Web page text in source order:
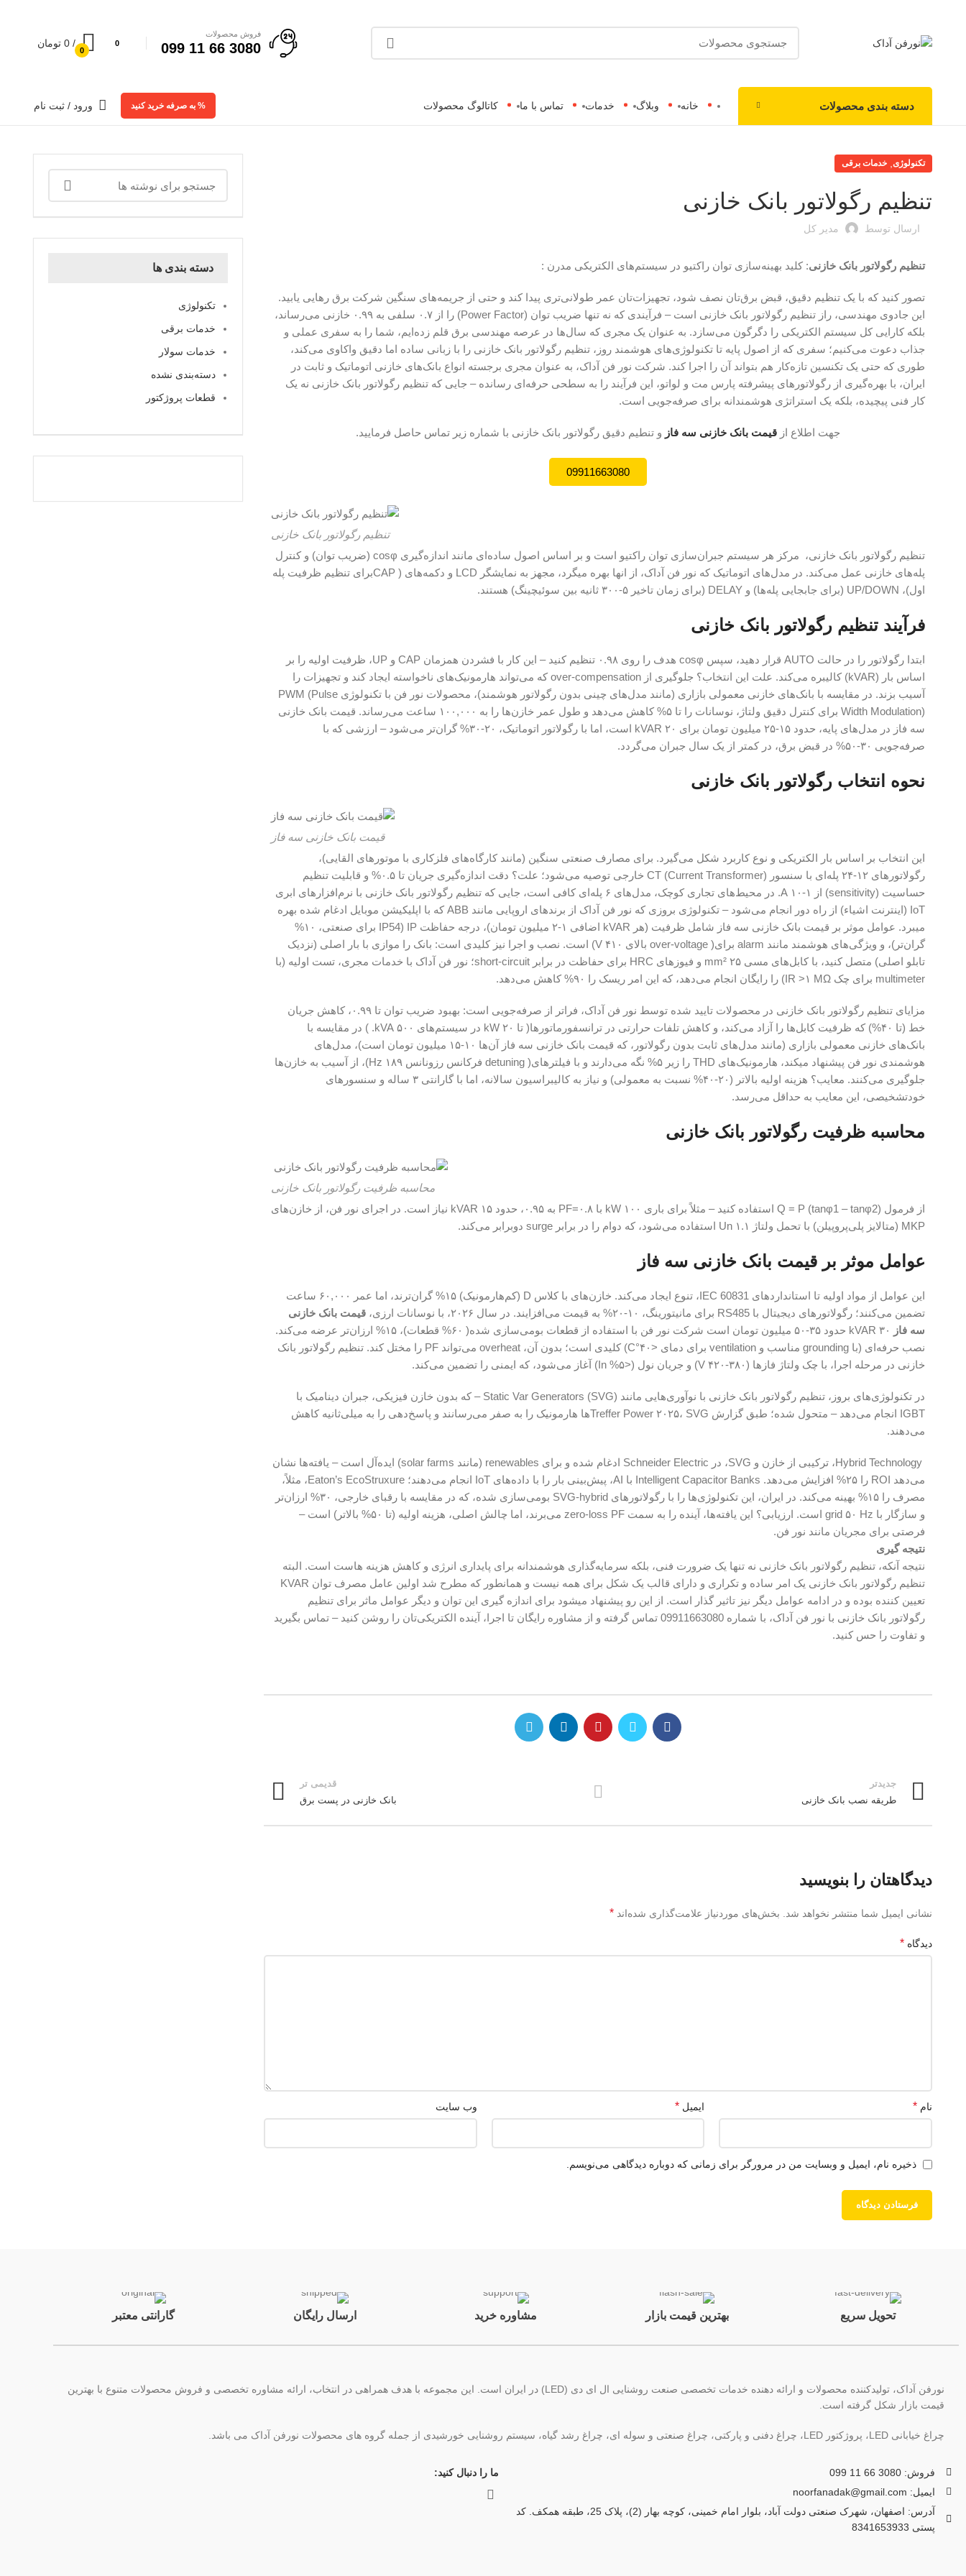
فروش محصولات
3080 66 11 099
0
0
/
0 تومان
دسته بندی محصولات خانه وبلاگ خدمات تماس با ما کاتالوگ محصولات % به صرفه خرید کنید ورود / ثبت نام
تکنولوژی خدمات برقی
تنظیم رگولاتور بانک خازنی
ارسال توسط مدیر کل
تنظیم رگولاتور بانک خازنی: کلید بهینه‌سازی توان راکتیو در سیستم‌های الکتریکی مدرن :
تصور کنید که با یک تنظیم دقیق، قبض برق‌تان نصف شود، تجهیزات‌تان عمر طولانی‌تری پیدا کند و حتی از جریمه‌های سنگین شرکت برق رهایی یابید.
این جادوی مهندسی، راز تنظیم رگولاتور بانک خازنی است – فرآیندی که نه تنها ضریب توان (Power Factor) را از ۰.۷ سلفی به ۰.۹۹ خازنی می‌رساند،
بلکه کارایی کل سیستم الکتریکی را دگرگون می‌سازد. به عنوان یک مجری که سال‌ها در عرصه مهندسی برق قلم زده‌ایم، شما را به سفری عملی و
جذاب دعوت می‌کنیم؛ سفری که از اصول پایه تا تکنولوژی‌های هوشمند روز، تنظیم رگولاتور بانک خازنی را با زبانی ساده اما دقیق واکاوی می‌کند،
طوری که حتی یک تکنسین تازه‌کار هم بتواند آن را اجرا کند. شرکت نور فن آداک، به عنوان مجری برجسته انواع بانک‌های خازنی اتوماتیک و ثابت در
ایران، با بهره‌گیری از رگولاتورهای پیشرفته پارس مت و لواتو، این فرآیند را به سطحی حرفه‌ای رسانده – جایی که تنظیم رگولاتور بانک خازنی نه یک
کار فنی پیچیده، بلکه یک استراتژی هوشمندانه برای صرفه‌جویی است.
جهت اطلاع از قیمت بانک خازنی سه فاز و تنطیم دقیق رگولاتور بانک خازنی با شماره زیر تماس حاصل فرمایید.
09911663080
تنظیم رگولاتور بانک خازنی
تنظیم رگولاتور بانک خازنی، مرکز هر سیستم جبران‌سازی توان راکتیو است و بر اساس اصول ساده‌ای مانند اندازه‌گیری cosφ (ضریب توان) و کنترل
پله‌های خازنی عمل می‌کند. در مدل‌های اتوماتیک که نور فن آداک، از انها بهره میگرد، مجهز به نمایشگر LCD و دکمه‌های ( CAPبرای تنظیم ظرفیت پله
اول)، UP/DOWN (برای جابجایی پله‌ها) و DELAY (برای زمان تاخیر ۵-۳۰۰ ثانیه بین سوئیچینگ) هستند.
فرآیند تنظیم رگولاتور بانک خازنی
ابتدا رگولاتور را در حالت AUTO قرار دهید، سپس cosφ هدف را روی ۰.۹۸ تنظیم کنید – این کار با فشردن همزمان CAP و UP، ظرفیت اولیه را بر
اساس بار (kVAR) کالیبره می‌کند. علت این انتخاب؟ جلوگیری از over-compensation که می‌تواند هارمونیک‌های ناخواسته ایجاد کند و تجهیزات را
آسیب بزند. در مقایسه با بانک‌های خازنی معمولی بازاری (مانند مدل‌های چینی بدون رگولاتور هوشمند)، محصولات نور فن با تکنولوژی PWM (Pulse
Width Modulation) برای کنترل دقیق ولتاژ، نوسانات را تا ۵% کاهش می‌دهد و طول عمر خازن‌ها را به ۱۰۰,۰۰۰ ساعت می‌رساند. قیمت بانک خازنی
سه فاز در مدل‌های پایه، حدود ۱۵-۲۵ میلیون تومان برای ۲۰ kVAR است، اما با رگولاتور اتوماتیک، ۲۰-۳۰% گران‌تر می‌شود – ارزشی که با
صرفه‌جویی ۳۰-۵۰% در قبض برق، در کمتر از یک سال جبران می‌گردد.
نحوه انتخاب رگولاتور بانک خازنی
قیمت بانک خازنی سه فاز
این انتخاب بر اساس بار الکتریکی و نوع کاربرد شکل می‌گیرد. برای مصارف صنعتی سنگین (مانند کارگاه‌های فلزکاری با موتورهای القایی)،
رگولاتورهای ۱۲-۲۴ پله‌ای با سنسور CT (Current Transformer) خارجی توصیه می‌شود؛ علت؟ دقت اندازه‌گیری جریان تا ۰.۵% و قابلیت تنظیم
حساسیت (sensitivity) از ۱-۱۰ A. در محیط‌های تجاری کوچک، مدل‌های ۶ پله‌ای کافی است، جایی که تنظیم رگولاتور بانک خازنی با نرم‌افزارهای ابری
IoT (اینترنت اشیاء) از راه دور انجام می‌شود – تکنولوژی بروزی که نور فن آداک از برندهای اروپایی مانند ABB که با اپلیکیشن موبایل ادغام شده بهره
میبرد. عوامل موثر بر قیمت بانک خازنی سه فاز شامل ظرفیت (هر kVAR اضافی ۱-۲ میلیون تومان)، درجه حفاظت IP (IP54 برای صنعتی، ۱۰%
گران‌تر)، و ویژگی‌های هوشمند مانند alarm برای( over-voltage بالای ۴۱۰ V) است. نصب و اجرا نیز کلیدی است: بانک را موازی با بار اصلی (نزدیک
تابلو اصلی) متصل کنید، با کابل‌های مسی ۲۵ mm² و فیوزهای HRC برای حفاظت در برابر short-circuit؛ نور فن آداک با خدمات مجری، تست اولیه (با
multimeter برای چک IR >۱ MΩ) را رایگان انجام می‌دهد، که این امر ریسک را ۹۰% کاهش می‌دهد.
مزایای تنظیم رگولاتور بانک خازنی در محصولات تایید شده توسط نور فن آداک، فراتر از صرفه‌جویی است: بهبود ضریب توان تا ۰.۹۹، کاهش جریان
خط (تا ۴۰%) که ظرفیت کابل‌ها را آزاد می‌کند، و کاهش تلفات حرارتی در ترانسفورماتورها( تا ۲۰ kW در سیستم‌های ۵۰۰ kVA. ) در مقایسه با
بانک‌های خازنی معمولی بازاری (مانند مدل‌های ثابت بدون رگولاتور، که قیمت بانک خازنی سه فاز آن‌ها ۱۰-۱۵ میلیون تومان است)، مدل‌های
هوشمندی نور فن پیشنهاد میکند، هارمونیک‌های THD را زیر ۵% نگه می‌دارند و با فیلترهای( detuning فرکانس رزونانس ۱۸۹ Hz)، از آسیب به خازن‌ها
جلوگیری می‌کنند. معایب؟ هزینه اولیه بالاتر (۲۰-۴۰% نسبت به معمولی) و نیاز به کالیبراسیون سالانه، اما با گارانتی ۳ ساله و سنسورهای
خودتشخیصی، این معایب به حداقل می‌رسد.
محاسبه ظرفیت رگولاتور بانک خازنی
محاسبه ظرفیت رگولاتور بانک خازنی
از فرمول Q = P (tanφ1 – tanφ2) استفاده کنید – مثلاً برای باری ۱۰۰ kW با PF=۰.۸ به ۰.۹۵، حدود ۱۵ kVAR نیاز است. در اجرای نور فن، از خازن‌های
MKP (متالایز پلی‌پروپیلن) با تحمل ولتاژ ۱.۱ Un استفاده می‌شود، که دوام را در برابر surge دوبرابر می‌کند.
عوامل موثر بر قیمت بانک خازنی سه فاز
این عوامل از مواد اولیه تا استانداردهای IEC 60831، تنوع ایجاد می‌کند. خازن‌های با کلاس D (کم‌هارمونیک) ۱۵% گران‌ترند، اما عمر ۶۰,۰۰۰ ساعت
تضمین می‌کنند؛ رگولاتورهای دیجیتال با RS485 برای مانیتورینگ، ۱۰-۲۰% به قیمت می‌افزایند. در سال ۲۰۲۶، با نوسانات ارزی،
قیمت بانک خازنی
سه فاز
۳۰ kVAR حدود ۳۵-۵۰ میلیون تومان است شرکت نور فن با استفاده از قطعات بومی‌سازی شده( ۶۰% قطعات)، ۱۵% ارزان‌تر عرضه می‌کند.
نصب حرفه‌ای (با grounding مناسب و ventilation برای دمای <۴۰°C) کلیدی است؛ بدون آن، overheat می‌تواند PF را مختل کند. تنظیم رگولاتور بانک
خازنی در مرحله اجرا، با چک ولتاژ فازها (۳۸۰-۴۲۰ V) و جریان نول (<۵% In) آغاز می‌شود، که ایمنی را تضمین می‌کند.
در تکنولوژی‌های بروز، تنظیم رگولاتور بانک خازنی با نوآوری‌هایی مانند Static Var Generators (SVG) – که بدون خازن فیزیکی، جبران دینامیک با
IGBT انجام می‌دهد – متحول شده؛ طبق گزارش Treffer Power ۲۰۲۵، SVGها هارمونیک را به صفر می‌رسانند و پاسخ‌دهی را به میلی‌ثانیه کاهش
می‌دهند.
Hybrid Technology، ترکیبی از خازن و SVG، در Schneider Electric ادغام شده و برای renewables (مانند solar farms) ایده‌آل است – یافته‌ها نشان
می‌دهد ROI را ۲۵% افزایش می‌دهد. Intelligent Capacitor Banks با AI، پیش‌بینی بار را با داده‌های IoT انجام می‌دهند؛ Eaton’s EcoStruxure، مثلاً،
مصرف را ۱۵% بهینه می‌کند. در ایران، این تکنولوژی‌ها را با رگولاتورهای SVG-hybrid بومی‌سازی شده، که در مقایسه با رقبای خارجی، ۳۰% ارزان‌تر
و سازگار با grid ۵۰ Hz است. ارزیابی؟ این یافته‌ها، آینده را به سمت zero-loss PF می‌برند، اما چالش اصلی، هزینه اولیه (تا ۵۰% بالاتر) است –
فرصتی برای مجریان مانند نور فن.
نتیجه گیری
نتیجه آنکه، تنظیم رگولاتور بانک خازنی نه تنها یک ضرورت فنی، بلکه سرمایه‌گذاری هوشمندانه برای پایداری انرژی و کاهش هزینه هاست است. البته
تنظیم رگولاتور بانک خازنی یک امر ساده و تکراری و دارای قالب یک شکل برای همه نیست و همانطور که مطرح شد اولین عامل مصرف توان KVAR
تعیین کننده بوده و در ادامه عوامل دیگر نیز تاثیر گذار است. از این رو پیشنهاد میشود برای اندازه گیری این توان و دیگر عوامل ماثر برای تنظیم
رگولاتور بانک خازنی با نور فن آداک، با شماره 09911663080 تماس گرفته و از مشاوره رایگان تا اجرا، آینده الکتریکی‌تان را روشن کنید – تماس بگیرید
و تفاوت را حس کنید.
جدیدتر
طریقه نصب بانک خازنی
قدیمی تر
بانک خازنی در پست برق
دیدگاهتان را بنویسید
نشانی ایمیل شما منتشر نخواهد شد. بخش‌های موردنیاز علامت‌گذاری شده‌اند *
دیدگاه *
نام * ایمیل * وب‌ سایت
ذخیره نام، ایمیل و وبسایت من در مرورگر برای زمانی که دوباره دیدگاهی می‌نویسم.
دسته بندی ها
تکنولوژی
خدمات برقی
خدمات سولار
دسته‌بندی نشده
قطعات پروژکتور
تحویل سریع بهترین قیمت بازار مشاوره خرید ارسال رایگان گارانتی معتبر
نورفن آداک، تولیدکننده محصولات و ارائه دهنده خدمات تخصصی صنعت روشنایی ال ای دی (LED) در ایران است. این مجموعه با هدف همراهی در انتخاب، ارائه مشاوره تخصصی و فروش محصولات متنوع با بهترین
قیمت بازار شکل گرفته است.
چراغ خیابانی LED، پروژکتور LED، چراغ دفنی و پارکتی، چراغ صنعتی و سوله ای، چراغ رشد گیاه، سیستم روشنایی خورشیدی از جمله گروه های محصولات نورفن آداک می باشد.
فروش: 3080 66 11 099
ایمیل: noorfanadak@gmail.com
آدرس: اصفهان، شهرک صنعتی دولت آباد، بلوار امام خمینی، کوچه بهار (2)، پلاک 25، طبقه همکف. کد
پستی 8341653933
ما را دنبال کنید: